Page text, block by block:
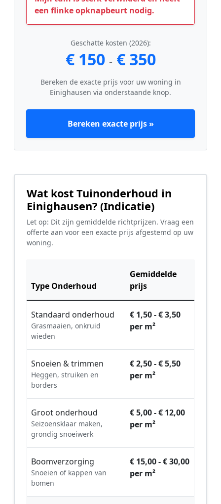
een flinke opknapbeurt nodig.
Geschatte kosten (2026):
€ 150 - € 350
Bereken de exacte prijs voor uw woning in
Einighausen via onderstaande knop.
Bereken exacte prijs »
Wat kost Tuinonderhoud in
Einighausen? (Indicatie)
Let op: Dit zijn gemiddelde richtprijzen. Vraag een
offerte aan voor een exacte prijs afgestemd op uw
woning.
Type Onderhoud
Gemiddelde
prijs
Standaard onderhoud
Grasmaaien, onkruid
wieden
€ 1,50 - € 3,50
per m²
Snoeien & trimmen
Heggen, struiken en
borders
€ 2,50 - € 5,50
per m²
Groot onderhoud
Seizoensklaar maken,
grondig snoeiwerk
€ 5,00 - € 12,00
per m²
Boomverzorging
Snoeien of kappen van
bomen
€ 15,00 - € 30,00
per m²